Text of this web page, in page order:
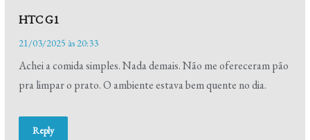
HTC G1
21/03/2025 às 20:33
Achei a comida simples. Nada demais. Não me ofereceram pão
pra limpar o prato. O ambiente estava bem quente no dia.
Reply